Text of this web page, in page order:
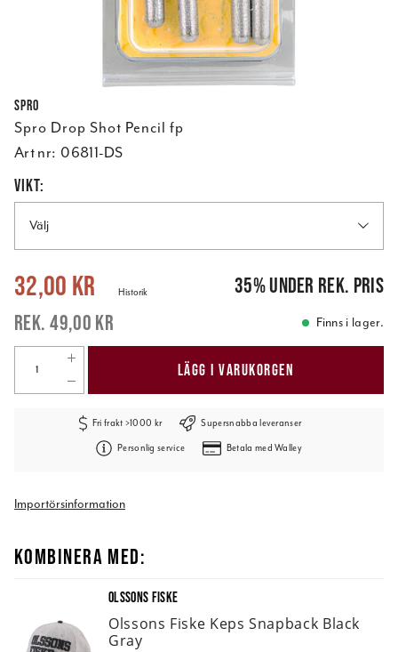
Spro
Spro Drop Shot Pencil fp
Art nr: 06811-DS
VIKT:
Välj
Nuvarande pris: 49,00 kr
32,00 kr
49,00 kr
Historik 35%under rek. pris
Finns i lager.
LÄGG I VARUKORGEN
Fri frakt >1000 kr Supersnabba leveranser
Personlig service Betala med Walley
Importörsinformation
KOMBINERA MED:
OLSSONS FISKE
Olssons Fiske Keps Snapback Black
Gray